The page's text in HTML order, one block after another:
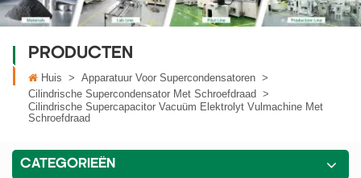
PRODUCTEN
Huis > Apparatuur Voor Supercondensatoren >
Cilindrische Supercondensator Met Schroefdraad >
Cilindrische Supercapacitor Vacuüm Elektrolyt Vulmachine Met
Schroefdraad
CATEGORIEËN